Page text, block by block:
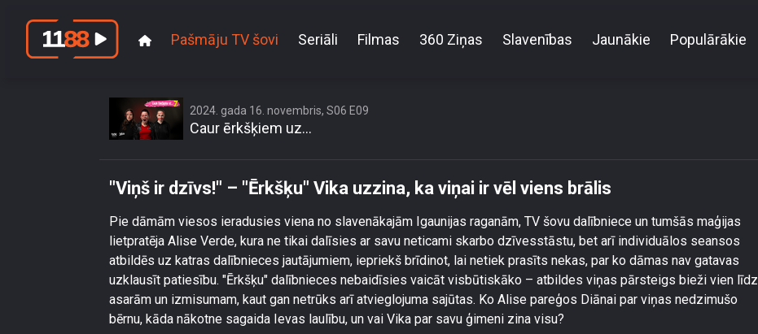
Pašmāju TV šovi Seriāli Filmas 360 Ziņas Slavenības Jaunākie Populārākie
2024. gada 16. novembris, S06 E09
Caur ērkšķiem uz...
"Viņš ir dzīvs!" – "Ērkšķu" Vika uzzina, ka viņai ir vēl viens brālis
Pie dāmām viesos ieradusies viena no slavenākajām Igaunijas raganām, TV šovu dalībniece un tumšās maģijas
lietpratēja Alise Verde, kura ne tikai dalīsies ar savu neticami skarbo dzīvesstāstu, bet arī individuālos seansos
atbildēs uz katras dalībnieces jautājumiem, iepriekš brīdinot, lai netiek prasīts nekas, par ko dāmas nav gatavas
uzklausīt patiesību. "Ērkšķu" dalībnieces nebaidīsies vaicāt visbūtiskāko – atbildes viņas pārsteigs bieži vien līdz
asarām un izmisumam, kaut gan netrūks arī atvieglojuma sajūtas. Ko Alise pareģos Diānai par viņas nedzimušo
bērnu, kāda nākotne sagaida Ievas laulību, un vai Vika par savu ģimeni zina visu?